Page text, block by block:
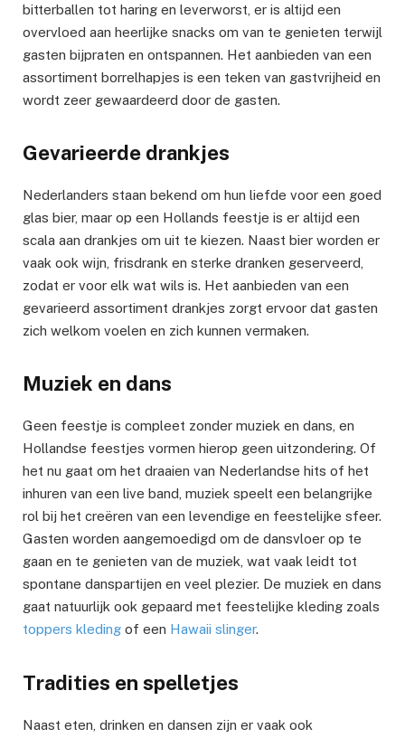
bitterballen tot haring en leverworst, er is altijd een
overvloed aan heerlijke snacks om van te genieten terwijl
gasten bijpraten en ontspannen. Het aanbieden van een
assortiment borrelhapjes is een teken van gastvrijheid en
wordt zeer gewaardeerd door de gasten.
Gevarieerde drankjes
Nederlanders staan ​​bekend om hun liefde voor een goed
glas bier, maar op een Hollands feestje is er altijd een
scala aan drankjes om uit te kiezen. Naast bier worden er
vaak ook wijn, frisdrank en sterke dranken geserveerd,
zodat er voor elk wat wils is. Het aanbieden van een
gevarieerd assortiment drankjes zorgt ervoor dat gasten
zich welkom voelen en zich kunnen vermaken.
Muziek en dans
Geen feestje is compleet zonder muziek en dans, en
Hollandse feestjes vormen hierop geen uitzondering. Of
het nu gaat om het draaien van Nederlandse hits of het
inhuren van een live band, muziek speelt een belangrijke
rol bij het creëren van een levendige en feestelijke sfeer.
Gasten worden aangemoedigd om de dansvloer op te
gaan en te genieten van de muziek, wat vaak leidt tot
spontane danspartijen en veel plezier. De muziek en dans
gaat natuurlijk ook gepaard met feestelijke kleding zoals
toppers kleding of een Hawaii slinger.
Tradities en spelletjes
Naast eten, drinken en dansen zijn er vaak ook